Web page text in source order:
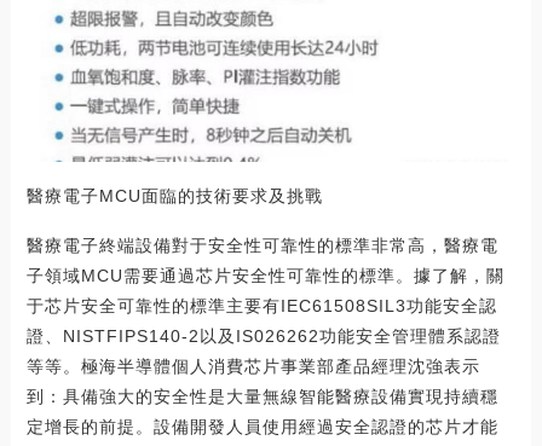
醫療電子MCU面臨的技術要求及挑戰
醫療電子終端設備對于安全性可靠性的標準非常高，醫療電
子領域MCU需要通過芯片安全性可靠性的標準。據了解，關
于芯片安全可靠性的標準主要有IEC61508SIL3功能安全認
證、NISTFIPS140-2以及IS026262功能安全管理體系認證
等等。極海半導體個人消費芯片事業部產品經理沈強表示
到：具備強大的安全性是大量無線智能醫療設備實現持續穩
定增長的前提。設備開發人員使用經過安全認證的芯片才能